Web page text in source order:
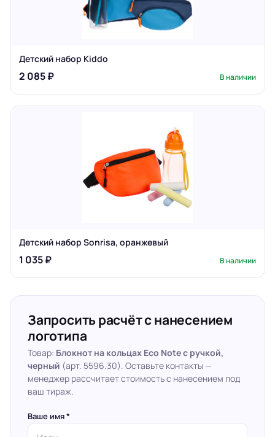
Детский набор Kiddo
2 085 ₽ В наличии
Детский набор Sonrisa, оранжевый
1 035 ₽ В наличии
Запросить расчёт с нанесением
логотипа
Товар: Блокнот на кольцах Eco Note с ручкой,
черный (арт. 5596.30). Оставьте контакты —
менеджер рассчитает стоимость с нанесением под
ваш тираж.
Ваше имя *